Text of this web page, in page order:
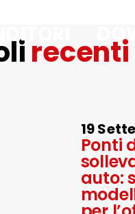
recenti
19
Ponti
auto: